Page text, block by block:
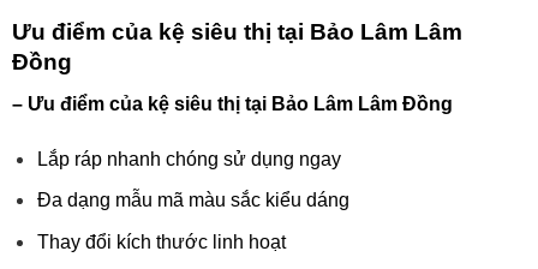
Ưu điểm của kệ siêu thị tại Bảo Lâm Lâm
Đồng
– Ưu điểm của kệ siêu thị tại Bảo Lâm Lâm Đồng
Lắp ráp nhanh chóng sử dụng ngay
Đa dạng mẫu mã màu sắc kiểu dáng
Thay đổi kích thước linh hoạt